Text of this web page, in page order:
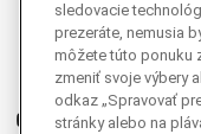
Facebook
Instagram
Ganjing
Youtube
sledovacie
prezeráte, nemusia
môžete túto ponuku
zmeniť svoje výbery
odkaz „Spravovať
stránky alebo na